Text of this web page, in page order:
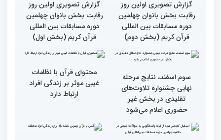
متسابقین چهلمین دوره
مسابقات بین المللی قرآن
کریم از باغ موزه دفاع
مقدس(بخش اول)
بخش برادران مسابقات
بین‌المللی قرآن کریم
گزارش تصویری اولین روز
رقابت بخش بانوان چهلمین
دوره مسابقات بین المللی
قرآن کریم (بخش دوم)
گزارش تصویری اولین روز
رقابت بخش بانوان چهلمین
دوره مسابقات بین المللی